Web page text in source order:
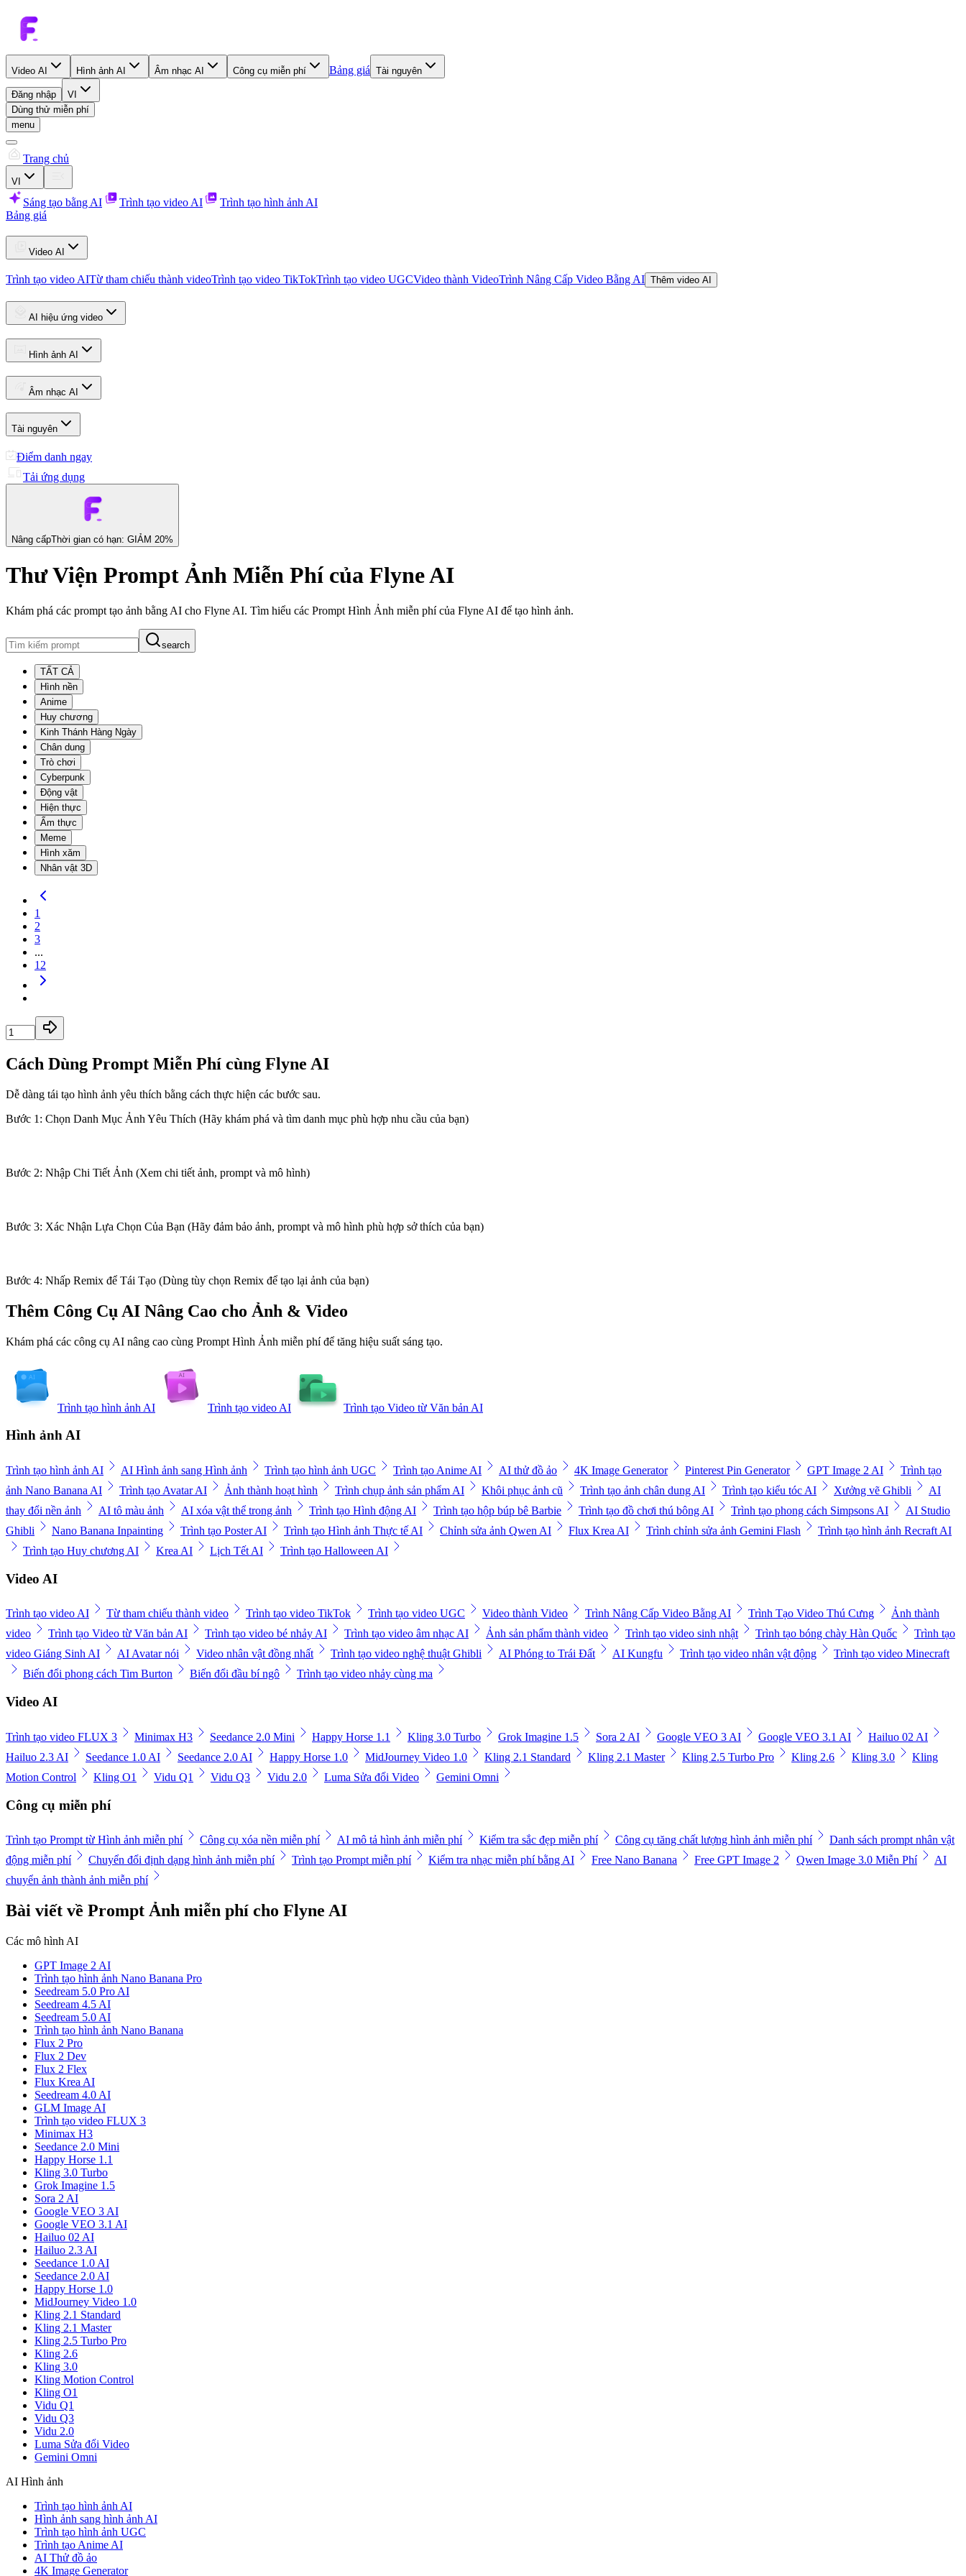
Video AI Hình ảnh AI Âm nhạc AI Công cụ miễn phí Bảng giá Tài nguyên
Đăng nhập
VI
Dùng thử miễn phí
menu
Trang chủ
VI
Sáng tạo bằng AI Trình tạo video AI
Trình tạo hình ảnh AI
Bảng giá
Video AI
Trình tạo video AITừ tham chiếu thành videoTrình tạo video TikTokTrình tạo video UGCVideo thành VideoTrình Nâng Cấp Video Bằng AI Thêm video AI
AI hiệu ứng video
Hình ảnh AI
Âm nhạc AI
Tài nguyên
Điểm danh ngay
Tải ứng dụng
Nâng cấpThời gian có hạn: GIẢM 20%
Thư Viện Prompt Ảnh Miễn Phí của Flyne AI
Khám phá các prompt tạo ảnh bằng AI cho Flyne AI. Tìm hiểu các Prompt Hình Ảnh miễn phí của Flyne AI để tạo hình ảnh.
search
TẤT CẢ
Hình nền
Anime
Huy chương
Kinh Thánh Hàng Ngày
Chân dung
Trò chơi
Cyberpunk
Động vật
Hiện thực
Ẩm thực
Meme
Hình xăm
Nhân vật 3D
1
2
3
...
12
Cách Dùng Prompt Miễn Phí cùng Flyne AI
Dễ dàng tái tạo hình ảnh yêu thích bằng cách thực hiện các bước sau.
Bước 1: Chọn Danh Mục Ảnh Yêu Thích (Hãy khám phá và tìm danh mục phù hợp nhu cầu của bạn)
Bước 2: Nhập Chi Tiết Ảnh (Xem chi tiết ảnh, prompt và mô hình)
Bước 3: Xác Nhận Lựa Chọn Của Bạn (Hãy đảm bảo ảnh, prompt và mô hình phù hợp sở thích của bạn)
Bước 4: Nhấp Remix để Tái Tạo (Dùng tùy chọn Remix để tạo lại ảnh của bạn)
Thêm Công Cụ AI Nâng Cao cho Ảnh & Video
Khám phá các công cụ AI nâng cao cùng Prompt Hình Ảnh miễn phí để tăng hiệu suất sáng tạo.
Trình tạo hình ảnh AI Trình tạo video AI Trình tạo Video từ Văn bản AI
Hình ảnh AI
Trình tạo hình ảnh AI AI Hình ảnh sang Hình ảnh Trình tạo hình ảnh UGC Trình tạo Anime AI AI thử đồ ảo 4K Image Generator Pinterest Pin Generator GPT Image 2 AI
Trình tạo
ảnh Nano Banana AI
Trình tạo Avatar AI Ảnh thành hoạt hình Trình chụp ảnh sản phẩm AI Khôi phục ảnh cũ Trình tạo ảnh chân dung AI Trình tạo kiểu tóc AI Xưởng vẽ Ghibli
AI
thay đổi nền ảnh
AI tô màu ảnh AI xóa vật thể trong ảnh Trình tạo Hình động AI Trình tạo hộp búp bê Barbie Trình tạo đồ chơi thú bông AI Trình tạo phong cách Simpsons AI
AI Studio
Ghibli
Nano Banana Inpainting Trình tạo Poster AI Trình tạo Hình ảnh Thực tế AI Chỉnh sửa ảnh Qwen AI Flux Krea AI Trình chỉnh sửa ảnh Gemini Flash
Trình tạo hình ảnh Recraft AI
Trình tạo Huy chương AI
Krea AI Lịch Tết AI Trình tạo Halloween AI
Video AI
Trình tạo video AI Từ tham chiếu thành video Trình tạo video TikTok Trình tạo video UGC Video thành Video Trình Nâng Cấp Video Bằng AI Trình Tạo Video Thú Cưng
Ảnh thành
video
Trình tạo Video từ Văn bản AI Trình tạo video bé nhảy AI Trình tạo video âm nhạc AI Ảnh sản phẩm thành video Trình tạo video sinh nhật Trình tạo bóng chày Hàn Quốc
Trình tạo
video Giáng Sinh AI
AI Avatar nói Video nhân vật đồng nhất Trình tạo video nghệ thuật Ghibli AI Phóng to Trái Đất AI Kungfu Trình tạo video nhân vật động
Trình tạo video Minecraft
Biến đổi phong cách Tim Burton
Biến đổi đầu bí ngô Trình tạo video nhảy cùng ma
Video AI
Trình tạo video FLUX 3 Minimax H3 Seedance 2.0 Mini Happy Horse 1.1 Kling 3.0 Turbo Grok Imagine 1.5 Sora 2 AI Google VEO 3 AI Google VEO 3.1 AI
Hailuo 02 AI
Hailuo 2.3 AI
Seedance 1.0 AI Seedance 2.0 AI Happy Horse 1.0 MidJourney Video 1.0 Kling 2.1 Standard Kling 2.1 Master Kling 2.5 Turbo Pro Kling 2.6 Kling 3.0
Kling
Motion Control
Kling O1 Vidu Q1 Vidu Q3 Vidu 2.0 Luma Sửa đổi Video Gemini Omni
Công cụ miễn phí
Trình tạo Prompt từ Hình ảnh miễn phí Công cụ xóa nền miễn phí AI mô tả hình ảnh miễn phí Kiểm tra sắc đẹp miễn phí Công cụ tăng chất lượng hình ảnh miễn phí
Danh sách prompt nhân vật
động miễn phí
Chuyển đổi định dạng hình ảnh miễn phí Trình tạo Prompt miễn phí Kiểm tra nhạc miễn phí bằng AI Free Nano Banana Free GPT Image 2 Qwen Image 3.0 Miễn Phí
AI
chuyển ảnh thành ảnh miễn phí
Bài viết về Prompt Ảnh miễn phí cho Flyne AI
Các mô hình AI
GPT Image 2 AI
Trình tạo hình ảnh Nano Banana Pro
Seedream 5.0 Pro AI
Seedream 4.5 AI
Seedream 5.0 AI
Trình tạo hình ảnh Nano Banana
Flux 2 Pro
Flux 2 Dev
Flux 2 Flex
Flux Krea AI
Seedream 4.0 AI
GLM Image AI
Trình tạo video FLUX 3
Minimax H3
Seedance 2.0 Mini
Happy Horse 1.1
Kling 3.0 Turbo
Grok Imagine 1.5
Sora 2 AI
Google VEO 3 AI
Google VEO 3.1 AI
Hailuo 02 AI
Hailuo 2.3 AI
Seedance 1.0 AI
Seedance 2.0 AI
Happy Horse 1.0
MidJourney Video 1.0
Kling 2.1 Standard
Kling 2.1 Master
Kling 2.5 Turbo Pro
Kling 2.6
Kling 3.0
Kling Motion Control
Kling O1
Vidu Q1
Vidu Q3
Vidu 2.0
Luma Sửa đổi Video
Gemini Omni
AI Hình ảnh
Trình tạo hình ảnh AI
Hình ảnh sang hình ảnh AI
Trình tạo hình ảnh UGC
Trình tạo Anime AI
AI Thử đồ ảo
4K Image Generator